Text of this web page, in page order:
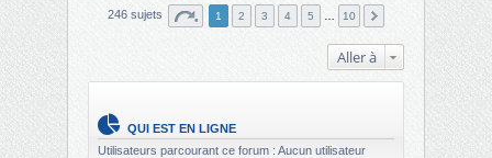
246 sujets 1 2 3 4 5 10
Aller à
QUI EST EN LIGNE
Utilisateurs parcourant ce forum : Aucun utilisateur